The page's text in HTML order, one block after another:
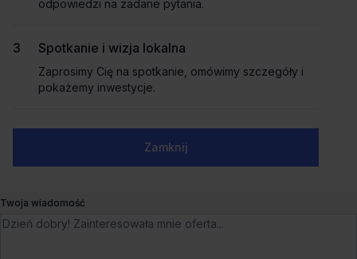
Biuro do wynajęcia L'UNI
Dogodny dojazd
Czynsz bazowy
odpowiedzi na zadane pytania.
Spotkanie i wizja lokalna
Zaprosimy Cię na spotkanie, omówimy szczegóły i
pokażemy inwestycje.
Zamknij
Email służbowy
Numer telefonu służbowy
Twoja wiadomość
odpowiedzi na zadane pytania.
Spotkanie i wizja lokalna
Zaprosimy Cię na spotkanie, omówimy szczegóły i
pokażemy inwestycje.
Zamknij